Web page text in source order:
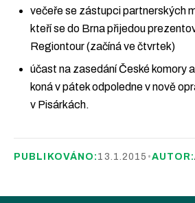
večeře se zástupci partnerských
kteří se do Brna přijedou
Regiontour (začíná ve čtvrtek)
účast na zasedání České komory
koná v pátek odpoledne v nově
v Pisárkách.
PUBLIKOVÁNO: 13.1.2015 •AUTOR: